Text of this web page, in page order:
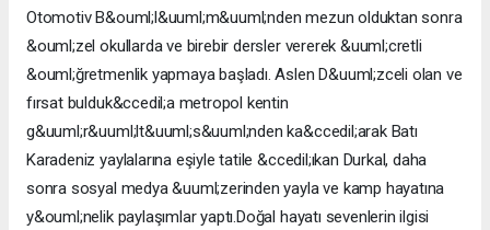
Otomotiv B&ouml;l&uuml;m&uuml;nden mezun olduktan sonra
&ouml;zel okullarda ve birebir dersler vererek &uuml;cretli
&ouml;ğretmenlik yapmaya başladı. Aslen D&uuml;zceli olan ve
fırsat bulduk&ccedil;a metropol kentin
g&uuml;r&uuml;lt&uuml;s&uuml;nden ka&ccedil;arak Batı
Karadeniz yaylalarına eşiyle tatile &ccedil;ıkan Durkal, daha
sonra sosyal medya &uuml;zerinden yayla ve kamp hayatına
y&ouml;nelik paylaşımlar yaptı.Doğal hayatı sevenlerin ilgisi